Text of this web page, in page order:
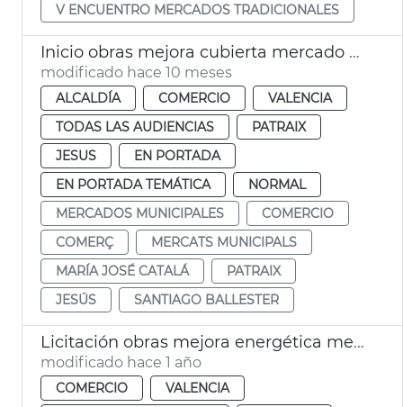
V ENCUENTRO MERCADOS TRADICIONALES
Inicio obras mejora cubierta mercado Jesús València
modificado hace 10 meses
ALCALDÍA COMERCIO
VALENCIA
TODAS LAS AUDIENCIAS
PATRAIX
JESUS
EN PORTADA
EN PORTADA TEMÁTICA
NORMAL
MERCADOS MUNICIPALES
COMERCIO
COMERÇ
MERCATS MUNICIPALS
MARÍA JOSÉ CATALÁ
PATRAIX
JESÚS
SANTIAGO BALLESTER
Licitación obras mejora energética mercado Russafa València
modificado hace 1 año
COMERCIO
VALENCIA